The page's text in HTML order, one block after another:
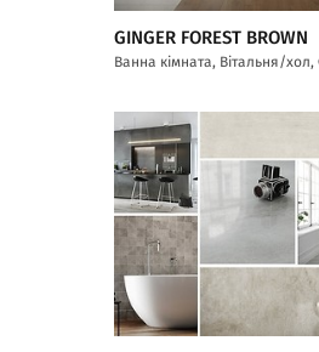
GINGER FOREST BROWN
Ванна кімната, Вітальня/